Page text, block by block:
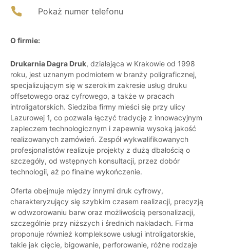
Pokaż numer telefonu
O firmie:
Drukarnia Dagra Druk, działająca w Krakowie od 1998
roku, jest uznanym podmiotem w branży poligraficznej,
specjalizującym się w szerokim zakresie usług druku
offsetowego oraz cyfrowego, a także w pracach
introligatorskich. Siedziba firmy mieści się przy ulicy
Lazurowej 1, co pozwala łączyć tradycję z innowacyjnym
zapleczem technologicznym i zapewnia wysoką jakość
realizowanych zamówień. Zespół wykwalifikowanych
profesjonalistów realizuje projekty z dużą dbałością o
szczegóły, od wstępnych konsultacji, przez dobór
technologii, aż po finalne wykończenie.
Oferta obejmuje między innymi druk cyfrowy,
charakteryzujący się szybkim czasem realizacji, precyzją
w odwzorowaniu barw oraz możliwością personalizacji,
szczególnie przy niższych i średnich nakładach. Firma
proponuje również kompleksowe usługi introligatorskie,
takie jak cięcie, bigowanie, perforowanie, różne rodzaje